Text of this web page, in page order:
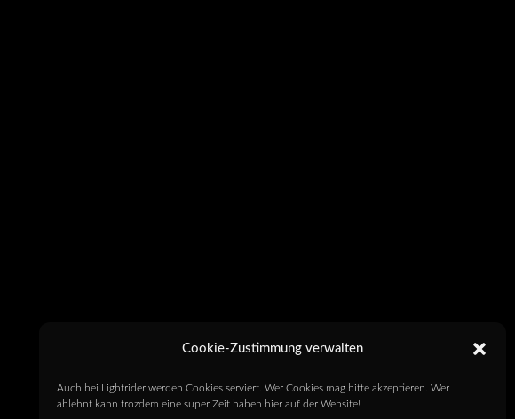
Cookie-Zustimmung verwalten
Auch bei Lightrider werden Cookies serviert. Wer Cookies mag bitte akzeptieren. Wer
ablehnt kann trozdem eine super Zeit haben hier auf der Website!